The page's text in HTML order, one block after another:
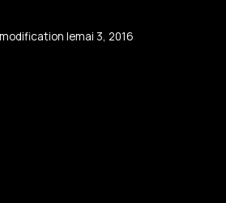
lemai 3, 2016